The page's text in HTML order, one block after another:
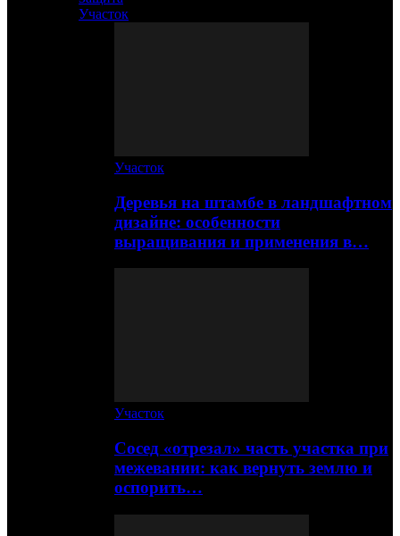
Участок
Участок
Деревья на штамбе в ландшафтном
дизайне: особенности
выращивания и применения в…
Участок
Сосед «отрезал» часть участка при
межевании: как вернуть землю и
оспорить…